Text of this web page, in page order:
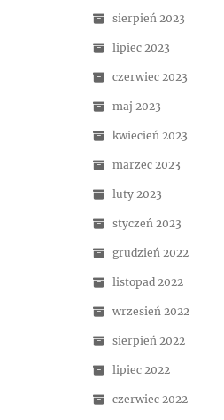
sierpień 2023
lipiec 2023
czerwiec 2023
maj 2023
kwiecień 2023
marzec 2023
luty 2023
styczeń 2023
grudzień 2022
listopad 2022
wrzesień 2022
sierpień 2022
lipiec 2022
czerwiec 2022